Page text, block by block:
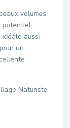
volumes
potentiel
aussi
un
Naturiste